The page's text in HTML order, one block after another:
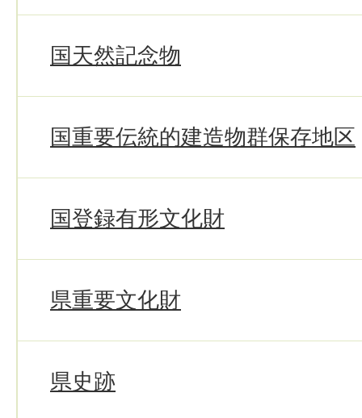
国天然記念物
国重要伝統的建造物群保存地区
国登録有形文化財
県重要文化財
県史跡